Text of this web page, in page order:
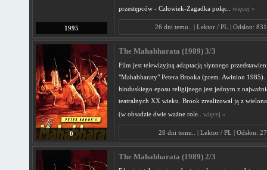
1995
przestępców - Człowiek-Zagadka połąc.. więcej »
26 dni temu.. | Lektor / PL | Odsłon:
0
The Mahabharata (1989) 3/3
Film jest telewizyjną adaptacją słynnego
"Mahabharaty" Petera Brooka (prem. Awinion 1985).
hinduskiego eposu religijnego jest jednym z
teatralnych XX wieku. Brook zrealizował ją z
(w obsadzie dwie ważne role.. więcej »
28 dni temu.. | Lektor / PL | Odsłon:
The Mahabharata (1989) 2/3